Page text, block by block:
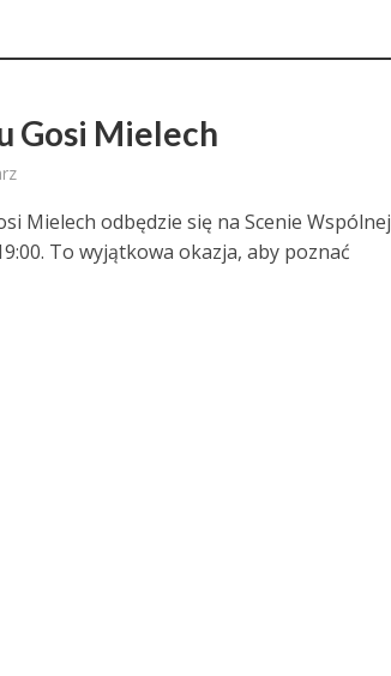
Gosi Mielech
Mielech odbędzie się na Scenie Wspólnej
To wyjątkowa okazja, aby poznać